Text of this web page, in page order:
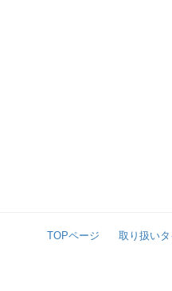
TOPページ 取り扱い